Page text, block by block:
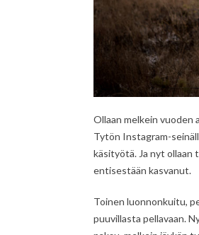
Ollaan melkein vuoden
Tytön Instagram-
käsityötä. Ja nyt ollaan
entisestään kasvanut.
Toinen luonnonkuitu,
puuvillasta pellavaan.